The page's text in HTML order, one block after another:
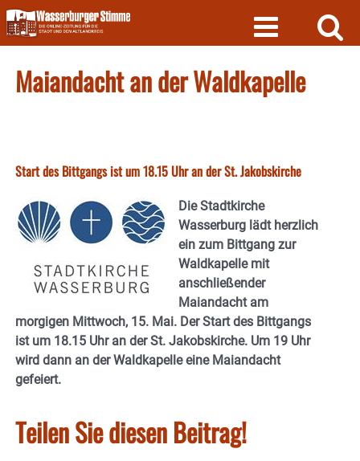
Skip
to
content
Maiandacht an der Waldkapelle
Start des Bittgangs ist um 18.15 Uhr an der St. Jakobskirche
Die Stadtkirche
Wasserburg lädt herzlich
ein zum Bittgang zur
Waldkapelle mit
anschließender
Maiandacht am
morgigen Mittwoch, 15. Mai. Der Start des Bittgangs
ist um 18.15 Uhr an der St. Jakobskirche. Um 19 Uhr
wird dann an der Waldkapelle eine Maiandacht
gefeiert.
Teilen Sie diesen Beitrag!